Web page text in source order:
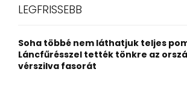
h
o
r
:
LEGFRISSEBB
Soha többé nem láthatjuk teljes
Láncfűrésszel tették tönkre az
vérszilva fasorát